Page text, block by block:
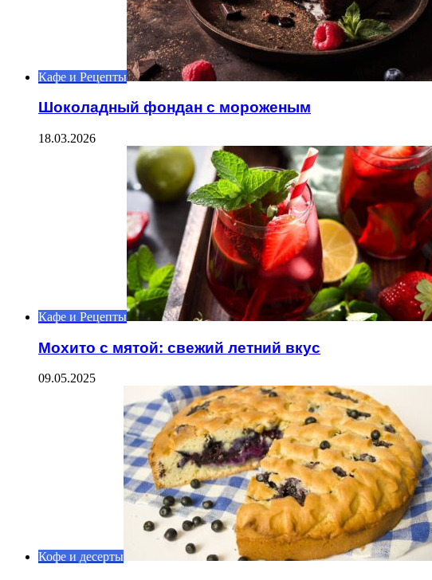
Кафе и Рецепты
Шоколадный фондан с мороженым
18.03.2026
Кафе и Рецепты
Мохито с мятой: свежий летний вкус
09.05.2025
Кофе и десерты